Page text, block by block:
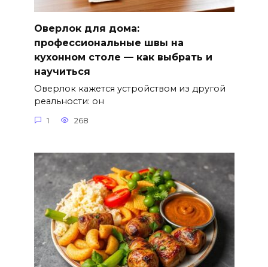
Оверлок для дома:
профессиональные швы на
кухонном столе — как выбрать и
научиться
Оверлок кажется устройством из другой
реальности: он
1 268